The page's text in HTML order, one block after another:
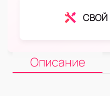
СВОЙ
Описание